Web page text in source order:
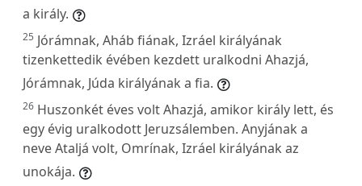
a király.
25 Jórámnak, Aháb fiának, Izráel királyának
tizenkettedik évében kezdett uralkodni Ahazjá,
Jórámnak, Júda királyának a fia.
26 Huszonkét éves volt Ahazjá, amikor király lett, és
egy évig uralkodott Jeruzsálemben. Anyjának a
neve Ataljá volt, Omrínak, Izráel királyának az
unokája.